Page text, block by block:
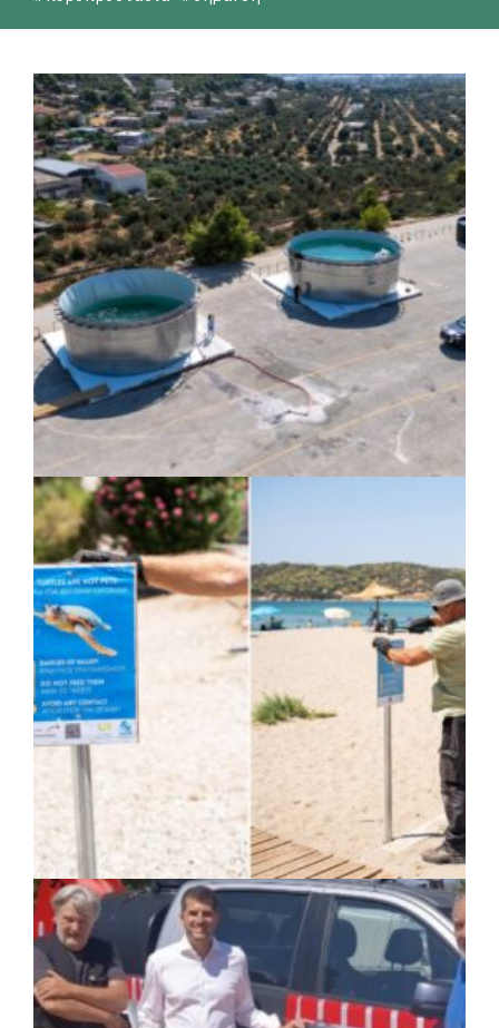
ΚΟΙΝΩΝΙΑ | 07/08/2026 · 17:08
HYMETTUS WATER GRID: «Έξυπνο»
δίκτυο προστασίας των υδατοδεξαμενών
στον Υμηττό
ΚΟΙΝΩΝΙΑ | 07/08/2026 · 14:50
Δήμος Σαρωνικού και ΑΡΧΕΛΩΝ
ενημερώνουν τους λουόμενους για τη
συνύπαρξη με τις θαλάσσιες χελώνες